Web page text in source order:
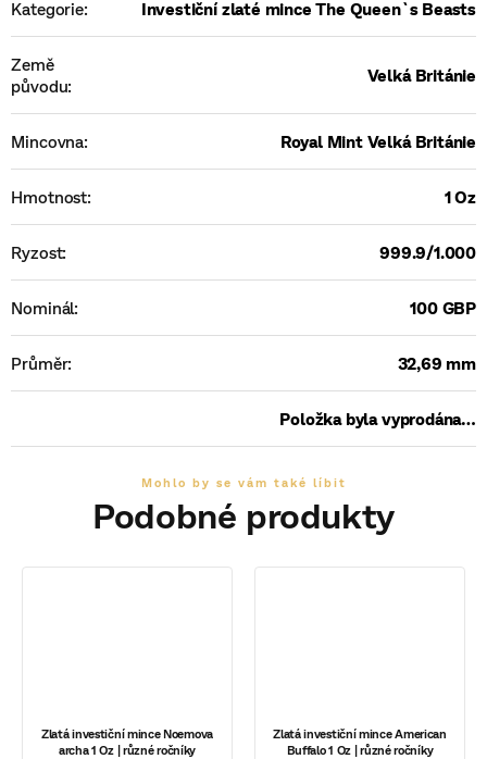
Kategorie: Investiční zlaté mince The Queen`s Beasts
Země
původu:
Velká Británie
Mincovna: Royal Mint Velká Británie
Hmotnost: 1 Oz
Ryzost: 999.9/1.000
Nominál: 100 GBP
Průměr: 32,69 mm
Položka byla vyprodána…
Zlatá investiční mince Noemova
archa 1 Oz | různé ročníky
Zlatá investiční mince American
Buffalo 1 Oz | různé ročníky